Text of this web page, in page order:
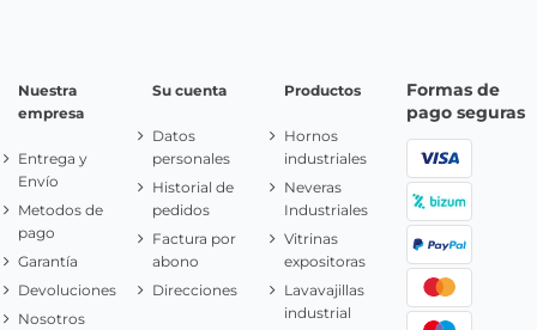
Nuestra
empresa
Entrega y
Envío
Metodos de
pago
Garantía
Devoluciones
Nosotros
Su cuenta
Datos
personales
Historial de
pedidos
Factura por
abono
Direcciones
Productos
Hornos
industriales
Neveras
Industriales
Vitrinas
expositoras
Lavavajillas
industrial
Formas de
pago seguras